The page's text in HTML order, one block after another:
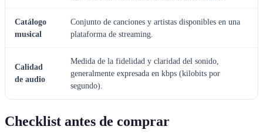
Catálogo
musical
Conjunto de canciones y artistas disponibles en una
plataforma de streaming.
Calidad
de audio
Medida de la fidelidad y claridad del sonido,
generalmente expresada en kbps (kilobits por
segundo).
Checklist antes de comprar